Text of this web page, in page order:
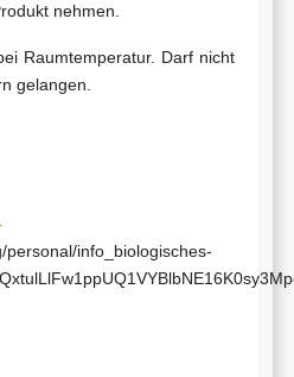
nehmen.
Raumtemperatur. Darf nicht
gelangen.
personal/info_biologisches-